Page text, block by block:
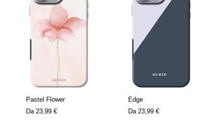
Pastel Flower
Da 23,99 €
Edge
Da 23,99 €